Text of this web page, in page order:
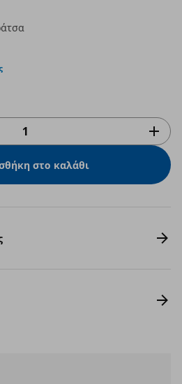
στο καλάθι